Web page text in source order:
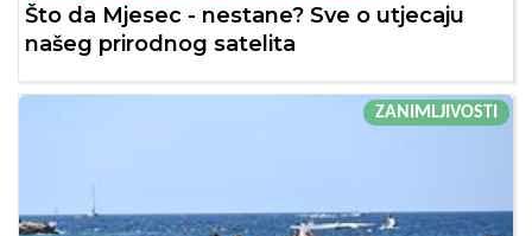
Što da Mjesec - nestane? Sve o utjecaju
našeg prirodnog satelita
ZANIMLJIVOSTI